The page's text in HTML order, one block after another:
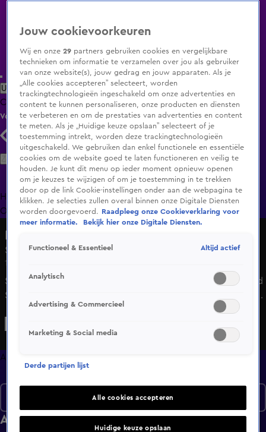
Uitzending Gemist Populaire programma's Zenders Genres
ClipsFilmsRadioSmart TV inlogShop
Volg KIJK
Zoeken
HomeUitzending Gemist Programma's De Bondgenoten
OranjezomerLivestreamsShop
Seizoen 1, aflevering 1
14 nov 2021, 15:55
Sam verrast zijn docent Jurriaan, want zonder zijn hulp had
Sam zijn opleiding niet kunnen halen. Hoe kun je iemand nu
verrassen die enorm van drummen houd? Door een
Afleveringen
Afleveringen
Jouw cookievoorkeuren
Wij en onze29 partners gebruiken cookies en vergelijkbare
technieken om informatie te verzamelen over jou als gebruiker
van onze website(s), jouw gedrag en jouw apparaten. Als je
„Alle cookies accepteren” selecteert, worden
trackingtechnologieën ingeschakeld om onze advertenties en
content te kunnen personaliseren, onze producten en diensten
te verbeteren en om de prestaties van advertenties en content
te meten. Als je „Huidige keuze opslaan” selecteert of je
toestemming intrekt, worden deze trackingtechnologieën
uitgeschakeld. We gebruiken dan enkel functionele en essentiële
cookies om de website goed te laten functioneren en veilig te
houden. Je kunt dit menu op ieder moment opnieuw openen
om je keuzes te wijzigen of om je toestemming in te trekken
door op de link Cookie-instellingen onder aan de webpagina te
klikken. Je selecties zullen overal binnen onze Digitale Diensten
worden doorgevoerd.
Raadpleeg onze Cookieverklaring voor
meer informatie.
Bekijk hier onze Digitale Diensten.
Functioneel & Essentieel Altijd actief
Analytisch
Advertising & Commercieel
Marketing & Social media
Derde partijen lijst
Alle cookies accepteren
Huidige keuze opslaan